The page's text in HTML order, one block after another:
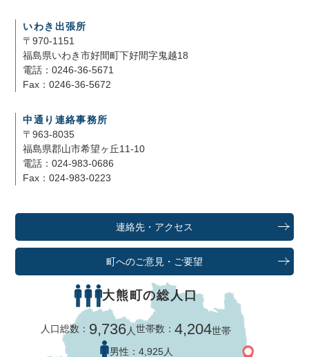
いわき出張所
〒970-1151
福島県いわき市好間町下好間字鬼越18
電話：0246-36-5671
Fax：0246-36-5672
中通り連絡事務所
〒963-8035
福島県郡山市希望ヶ丘11-10
電話：024-983-0686
Fax：024-983-0223
連絡先・アクセス
町へのご意見・ご要望
大熊町の総人口
人口総数： 9,736人世帯数：4,204世帯
男性： 4,925人